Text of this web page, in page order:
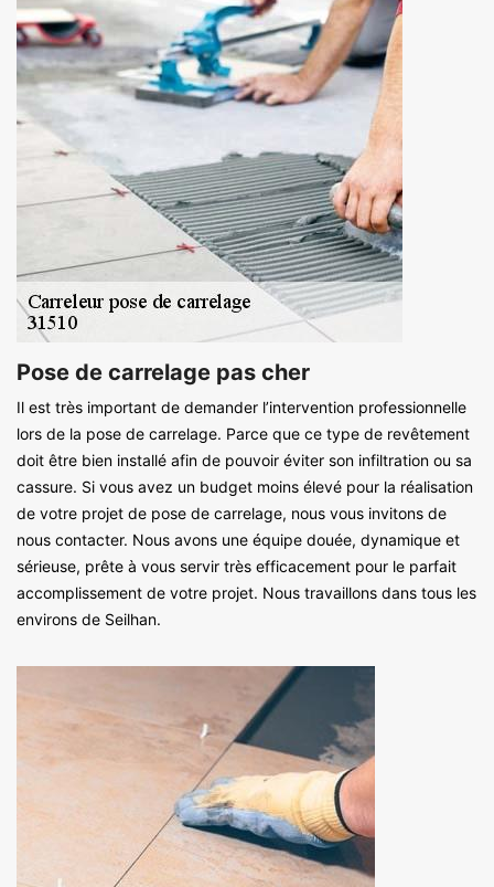
Pose de carrelage pas cher
Il est très important de demander l’intervention professionnelle
lors de la pose de carrelage. Parce que ce type de revêtement
doit être bien installé afin de pouvoir éviter son infiltration ou sa
cassure. Si vous avez un budget moins élevé pour la réalisation
de votre projet de pose de carrelage, nous vous invitons de
nous contacter. Nous avons une équipe douée, dynamique et
sérieuse, prête à vous servir très efficacement pour le parfait
accomplissement de votre projet. Nous travaillons dans tous les
environs de Seilhan.